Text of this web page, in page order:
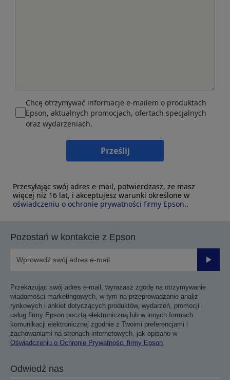
Chcę otrzymywać informacje e-mailem o produktach
Epson, aktualnych promocjach, ofertach specjalnych
oraz wydarzeniach.
Prześlij
Przesyłając swój adres e-mail, potwierdzasz, że masz
więcej niż 16 lat, i akceptujesz warunki określone w
oświadczeniu o ochronie prywatności firmy Epson..
Pozostań w kontakcie z Epson
Przekazując swój adres e-mail, wyrażasz zgodę na otrzymywanie
wiadomości marketingowych, w tym na przeprowadzanie analiz
rynkowych i ankiet dotyczących produktów, wydarzeń, promocji i
usług firmy Epson pocztą elektroniczną lub w innych formach
komunikacji elektronicznej zgodnie z Twoimi preferencjami i
zachowaniami na stronach internetowych, jak opisano w
Oświadczeniu o Ochronie Prywatności firmy Epson.
Odwiedź nas